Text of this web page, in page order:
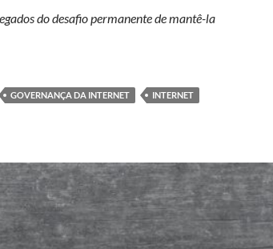
do desafio permanente de mantê-la
cuida dessa rede sem dono?
GOVERNANÇA DA INTERNET
INTERNET